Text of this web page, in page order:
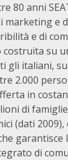
80 anni
marketing e
e di
costruita su
gli italiani,
2.000
in
di
(dati 2009),
garantisce
di